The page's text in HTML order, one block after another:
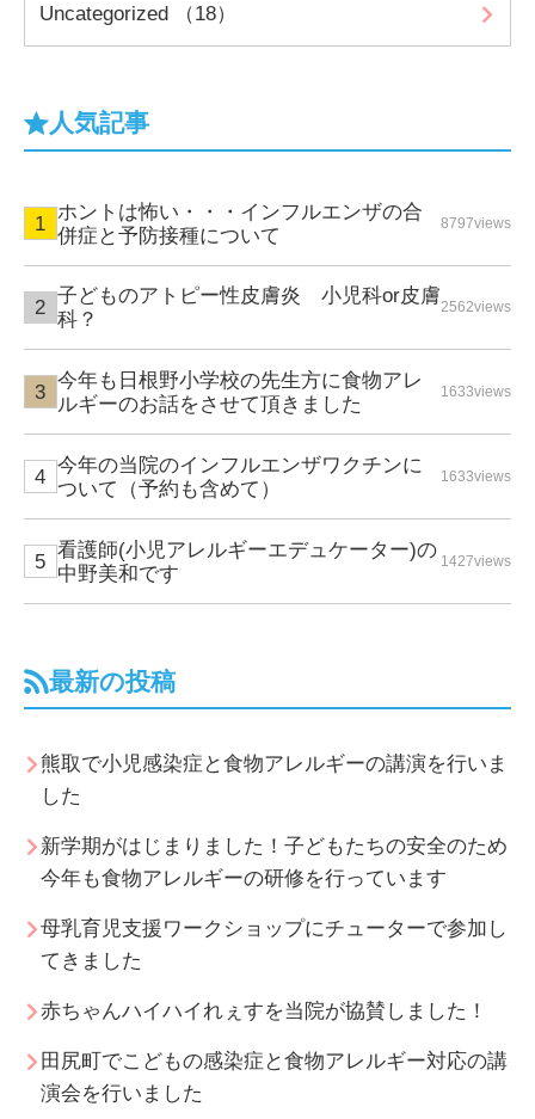
Uncategorized （18）
人気記事
ホントは怖い・・・インフルエンザの合
併症と予防接種について
8797views
子どものアトピー性皮膚炎 小児科or皮膚
科？
2562views
今年も日根野小学校の先生方に食物アレ
ルギーのお話をさせて頂きました
1633views
今年の当院のインフルエンザワクチンに
ついて（予約も含めて）
1633views
看護師(小児アレルギーエデュケーター)の
中野美和です
1427views
最新の投稿
熊取で小児感染症と食物アレルギーの講演を行いま
した
新学期がはじまりました！子どもたちの安全のため
今年も食物アレルギーの研修を行っています
母乳育児支援ワークショップにチューターで参加し
てきました
赤ちゃんハイハイれぇすを当院が協賛しました！
田尻町でこどもの感染症と食物アレルギー対応の講
演会を行いました